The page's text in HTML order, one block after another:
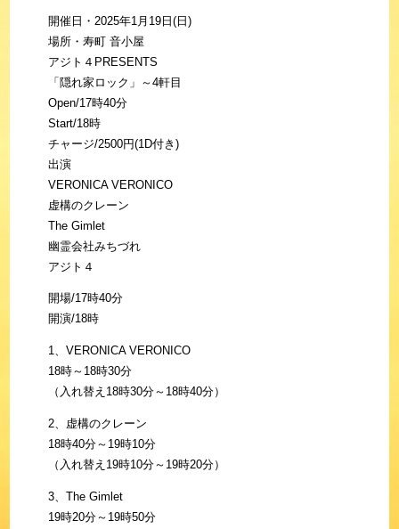
開催日・2025年1月19日(日)
場所・寿町 音小屋
アジト４PRESENTS
「隠れ家ロック」～4軒目
Open/17時40分
Start/18時
チャージ/2500円(1D付き)
出演
VERONICA VERONICO
虚構のクレーン
The Gimlet
幽霊会社みちづれ
アジト４
開場/17時40分
開演/18時
1、VERONICA VERONICO
18時～18時30分
（入れ替え18時30分～18時40分）
2、虚構のクレーン
18時40分～19時10分
（入れ替え19時10分～19時20分）
3、The Gimlet
19時20分～19時50分